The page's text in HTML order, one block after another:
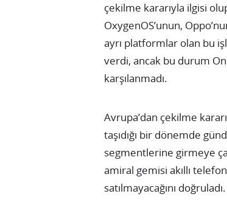
çekilme kararıyla ilgisi
OxygenOS’unun,
ayrı platformlar olan bu
verdi, ancak bu durum
karşılanmadı.
Avrupa’dan çekilme
taşıdığı bir dönemde
segmentlerine girmeye
amiral gemisi akıllı
satılmayacağını doğruladı.